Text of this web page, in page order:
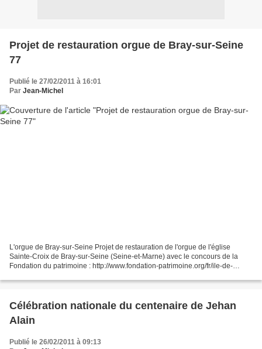
Projet de restauration orgue de Bray-sur-Seine
77
Publié le 27/02/2011 à 16:01
Par Jean-Michel
L'orgue de Bray-sur-Seine Projet de restauration de l'orgue de l'église
Sainte-Croix de Bray-sur-Seine (Seine-et-Marne) avec le concours de la
Fondation du patrimoine : http://www.fondation-patrimoine.org/fr/ile-de-
Célébration nationale du centenaire de Jehan
Alain
Publié le 26/02/2011 à 09:13